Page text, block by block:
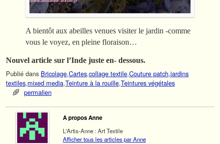
A bientôt aux abeilles venues visiter le jardin -comme
vous le voyez, en pleine floraison…
Nouvel article sur l’Inde juste en- dessous.
Publié dans Bricolage,Cartes,collage textile,Couture patch,jardins
textiles,mixed media,Teinture à la rouille,Teintures végétales
permalien
A propos Anne
L'Artis-Anne : Art Textile
Afficher tous les articles par Anne